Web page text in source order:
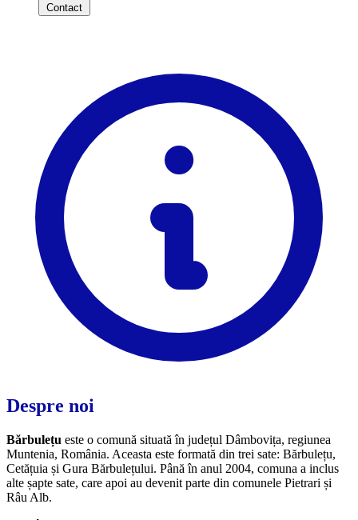
Contact
Despre noi
Bărbulețu este o comună situată în județul Dâmbovița, regiunea
Muntenia, România. Aceasta este formată din trei sate: Bărbulețu,
Cetățuia și Gura Bărbulețului. Până în anul 2004, comuna a inclus
alte șapte sate, care apoi au devenit parte din comunele Pietrari și
Râu Alb.